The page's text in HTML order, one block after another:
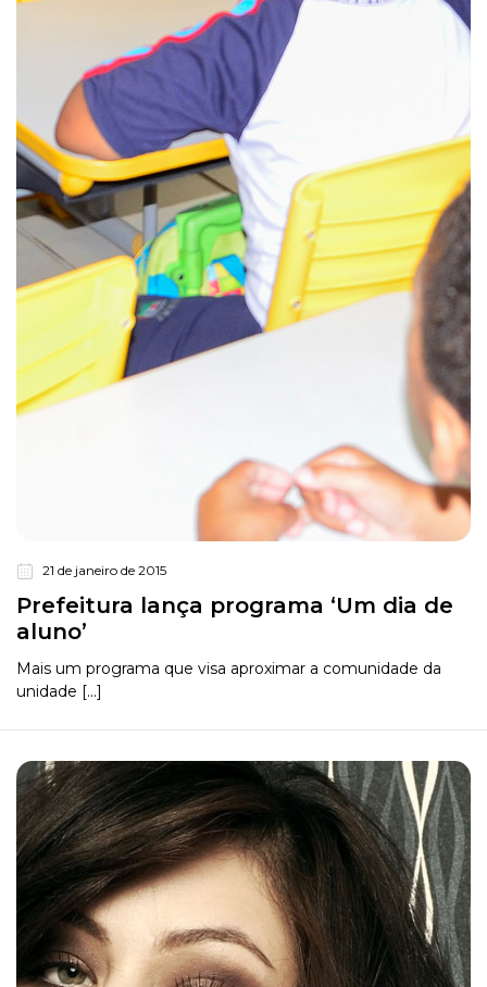
21 de janeiro de 2015
Prefeitura lança programa ‘Um dia de
aluno’
Mais um programa que visa aproximar a comunidade da
unidade [...]